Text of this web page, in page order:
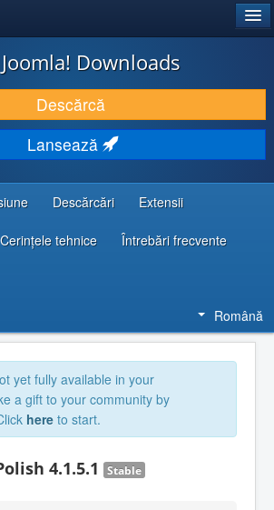
Joomla! Downloads
Descărcă
Lansează
Descărcări Extensii
Cerințele tehnice Întrebări frecvente
Română
yet fully available in your
a gift to your community by
here to start.
4.1.5.1 Stable